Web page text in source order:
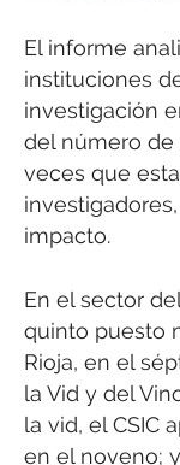
El informe
instituciones
investigación
del número
veces que
impacto.
En el sector
quinto puesto
Rioja, en el
la Vid y del
la vid, el CSIC
en el noveno;